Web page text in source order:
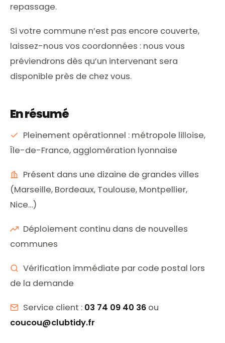
repassage.
Si votre commune n’est pas encore couverte,
laissez-nous vos coordonnées : nous vous
préviendrons dès qu’un intervenant sera
disponible près de chez vous.
En résumé
Pleinement opérationnel : métropole lilloise,
Île-de-France, agglomération lyonnaise
Présent dans une dizaine de grandes villes
(Marseille, Bordeaux, Toulouse, Montpellier,
Nice…)
Déploiement continu dans de nouvelles
communes
Vérification immédiate par code postal lors
de la demande
Service client : 03 74 09 40 36 ou
coucou@clubtidy.fr